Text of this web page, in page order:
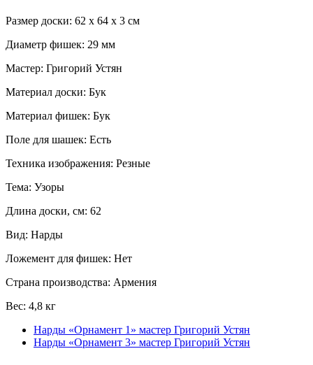
Размер доски: 62 x 64 x 3 см
Диаметр фишек: 29 мм
Мастер: Григорий Устян
Материал доски: Бук
Материал фишек: Бук
Поле для шашек: Есть
Техника изображения: Резные
Тема: Узоры
Длина доски, см: 62
Вид: Нарды
Ложемент для фишек: Нет
Страна производства: Армения
Вес: 4,8 кг
Нарды «Орнамент 1» мастер Григорий Устян
Нарды «Орнамент 3» мастер Григорий Устян